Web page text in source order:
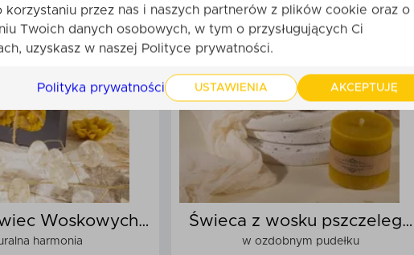
do koszyka Dodaj do koszyka
Woskowych
harmonia
Świeca z wosku pszczelego
walec mały
w ozdobnym pudełku
korzystaniu przez nas i naszych partnerów z plików cookie oraz o
Twoich danych osobowych, w tym o przysługujących Ci
uzyskasz w naszej Polityce prywatności.
Polityka prywatności USTAWIENIA AKCEPTUJĘ